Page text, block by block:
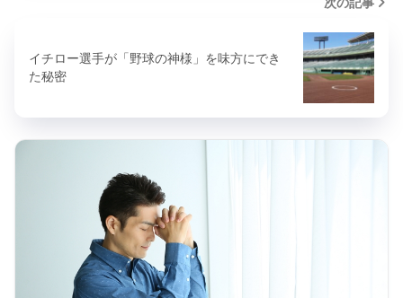
次の記事
イチロー選手が「野球の神様」を味方にでき
た秘密